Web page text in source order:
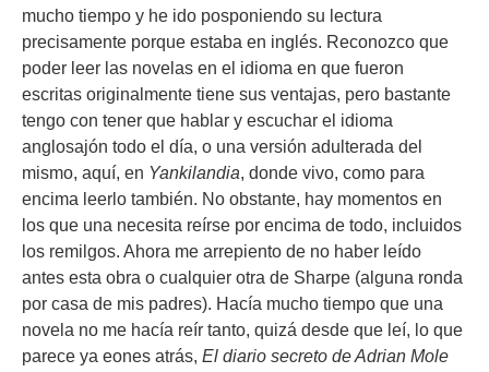
mucho tiempo y he ido posponiendo su lectura
precisamente porque estaba en inglés. Reconozco que
poder leer las novelas en el idioma en que fueron
escritas originalmente tiene sus ventajas, pero bastante
tengo con tener que hablar y escuchar el idioma
anglosajón todo el día, o una versión adulterada del
mismo, aquí, en Yankilandia, donde vivo, como para
encima leerlo también. No obstante, hay momentos en
los que una necesita reírse por encima de todo, incluidos
los remilgos. Ahora me arrepiento de no haber leído
antes esta obra o cualquier otra de Sharpe (alguna ronda
por casa de mis padres). Hacía mucho tiempo que una
novela no me hacía reír tanto, quizá desde que leí, lo que
parece ya eones atrás, El diario secreto de Adrian Mole